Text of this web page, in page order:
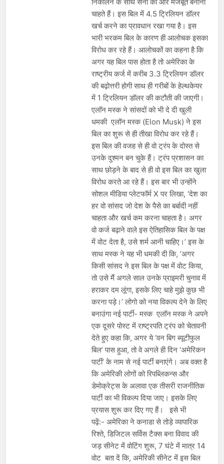
चाहते हैं। इस बिल में 4.5 ट्रिलियन डॉलर
खर्च करने का प्रावधान रखा गया है। इस
भारी भरकम बिल के कारण ही आलोचक इसका
विरोध कर रहे हैं। आलोचकों का कहना है कि
अगर यह बिल पास होता है तो अमेरिका के
राष्ट्रीय कर्ज में करीब 3.3 ट्रिलियन डॉलर
की बढ़ोत्तरी होगी साथ ही गरीबों के हेल्थकेयर
में 1 ट्रिलियन डॉलर की कटौती की जाएगी।
एलॉन मस्क ने सांसदों को भी दे दी खुली
धमकी एलॉन मस्क (Elon Musk) ने इस
बिल का शुरू से ही तीखा विरोध कर रहे हैं।
इस बिल की वजह से ही वो ट्रंप के दोस्त से
उनके दुश्मन बन चुके हैं। ट्रंप प्रशासन का
साथ छोड़ने के बाद से ही वो इस बिल का खुला
विरोध करते आ रहे हैं। इस बार भी उन्होंने
सोशल मीडिया प्लेटफॉर्म X पर लिखा, ‘देश का
हर वो सांसद जो देश के पैसे का बर्बादी नहीं
चाहता और खर्च कम करना चाहता है। अगर
वो कर्ज बढ़ाने वाले इस ऐतिहासिक बिल के पक्ष
में वोट देता है, उसे शर्म आनी चाहिए।’ इस के
साथ मस्क ने यह भी धमकी दी कि, ‘अगर
किसी सांसद ने इस बिल के पक्ष में वोट किया,
तो उसे मैं अगले साल उनके प्राइमरी चुनाव में
हराकर दम लूंगा, इसके लिए चाहे मुझे कुछ भी
करना पड़े।’ लोगो को नया विकल्प देने के लिए
बनाउंगा नई पार्टी- मस्क एलॉन मस्क ने अपने
एक दूसरे पोस्ट में राष्ट्रपति ट्रंप को चेतावनी
देते हुए कहा कि, अगर ये ‘वन बिग ब्यूटीफुल
बिल’ पास हुआ, तो वे अगले ही दिन ‘अमेरिकन
पार्टी’ के नाम से नई पार्टी बनाएंगे। अब वक्त है
कि अमेरिकी लोगों को रिपब्लिकन्स और
डेमोक्रेट्स के अलावा एक तीसरी राजनीतिक
पार्टी का भी विकल्प दिया जाए। इसके लिए
प्रयास शुरू कर दिए गए हैं। इसे भी
पढ़ें:- अमेरिका ने कनाडा से तोड़े व्यापारिक
रिश्ते, डिजिटल सर्विस टैक्स बना विवाद की
जड़ सीनेट में वोटिंग शुरू, 7 घंटे में मात्र 14
वोट बता दें कि, अमेरिकी सीनेट में इस बिल